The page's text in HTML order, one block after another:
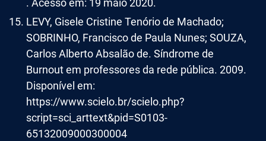
. Acesso em: 19 maio 2020.
LEVY, Gisele Cristine Tenório de Machado;
SOBRINHO, Francisco de Paula Nunes; SOUZA,
Carlos Alberto Absalão de. Síndrome de
Burnout em professores da rede pública. 2009.
Disponível em:
https://www.scielo.br/scielo.php?
script=sci_arttext&pid=S0103-
65132009000300004